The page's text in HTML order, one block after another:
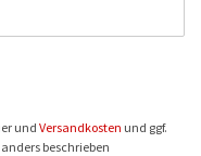
und Versandkosten und ggf.
beschrieben